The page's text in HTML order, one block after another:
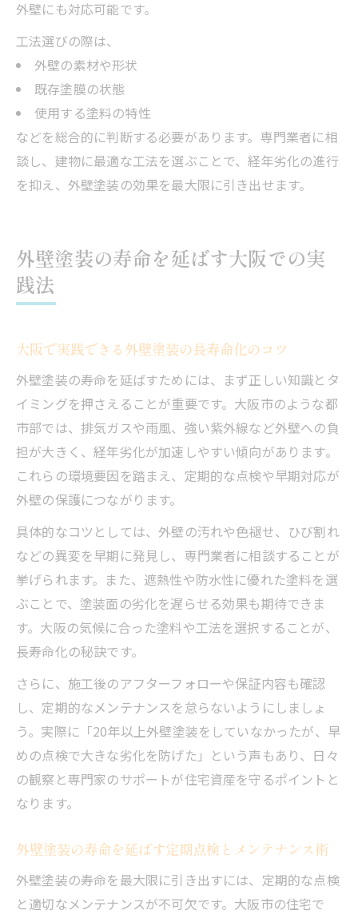
外壁にも対応可能です。
工法選びの際は、
外壁の素材や形状
既存塗膜の状態
使用する塗料の特性
などを総合的に判断する必要があります。専門業者に相
談し、建物に最適な工法を選ぶことで、経年劣化の進行
を抑え、外壁塗装の効果を最大限に引き出せます。
外壁塗装の寿命を延ばす大阪での実
践法
大阪で実践できる外壁塗装の長寿命化のコツ
外壁塗装の寿命を延ばすためには、まず正しい知識とタ
イミングを押さえることが重要です。大阪市のような都
市部では、排気ガスや雨風、強い紫外線など外壁への負
担が大きく、経年劣化が加速しやすい傾向があります。
これらの環境要因を踏まえ、定期的な点検や早期対応が
外壁の保護につながります。
具体的なコツとしては、外壁の汚れや色褪せ、ひび割れ
などの異変を早期に発見し、専門業者に相談することが
挙げられます。また、遮熱性や防水性に優れた塗料を選
ぶことで、塗装面の劣化を遅らせる効果も期待できま
す。大阪の気候に合った塗料や工法を選択することが、
長寿命化の秘訣です。
さらに、施工後のアフターフォローや保証内容も確認
し、定期的なメンテナンスを怠らないようにしましょ
う。実際に「20年以上外壁塗装をしていなかったが、早
めの点検で大きな劣化を防げた」という声もあり、日々
の観察と専門家のサポートが住宅資産を守るポイントと
なります。
外壁塗装の寿命を延ばす定期点検とメンテナンス術
外壁塗装の寿命を最大限に引き出すには、定期的な点検
と適切なメンテナンスが不可欠です。大阪市の住宅で